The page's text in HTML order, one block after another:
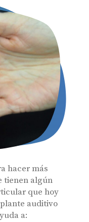
hacer más
tienen algún
que hoy
auditivo
a: